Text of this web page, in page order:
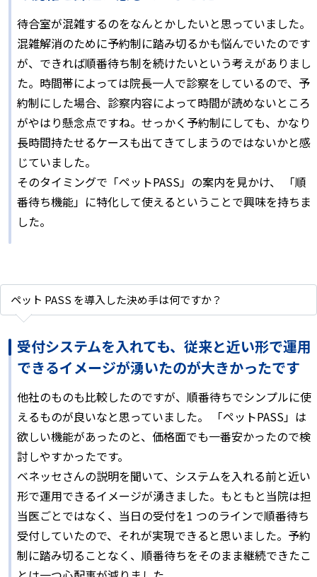
待合室が混雑するのをなんとかしたいと思っていました。
混雑解消のために予約制に踏み切るかも悩んでいたのです
が、できれば順番待ち制を続けたいという考えがありまし
た。時間帯によっては院⾧一人で診察をしているので、予
約制にした場合、診察内容によって時間が読めないところ
がやはり懸念点ですね。せっかく予約制にしても、かなり
⾧時間持たせるケースも出てきてしまうのではないかと感
じていました。
そのタイミングで「ペットPASS」の案内を見かけ、 「順
番待ち機能」に特化して使えるということで興味を持ちま
した。
ペット PASS を導入した決め手は何ですか？
受付システムを入れても、従来と近い形で運用
できるイメージが湧いたのが大きかったです
他社のものも比較したのですが、順番待ちでシンプルに使
えるものが良いなと思っていました。 「ペットPASS」は
欲しい機能があったのと、価格面でも一番安かったので検
討しやすかったです。
ベネッセさんの説明を聞いて、システムを入れる前と近い
形で運用できるイメージが湧きました。もともと当院は担
当医ごとではなく、当日の受付を1 つのラインで順番待ち
受付していたので、それが実現できると思いました。予約
制に踏み切ることなく、順番待ちをそのまま継続できたこ